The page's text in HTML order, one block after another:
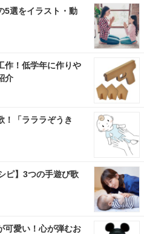
5選をイラスト・動
作！低学年に作りや
介
！「ラララぞうき
ピ】3つの手遊び歌
可愛い！心が弾むお